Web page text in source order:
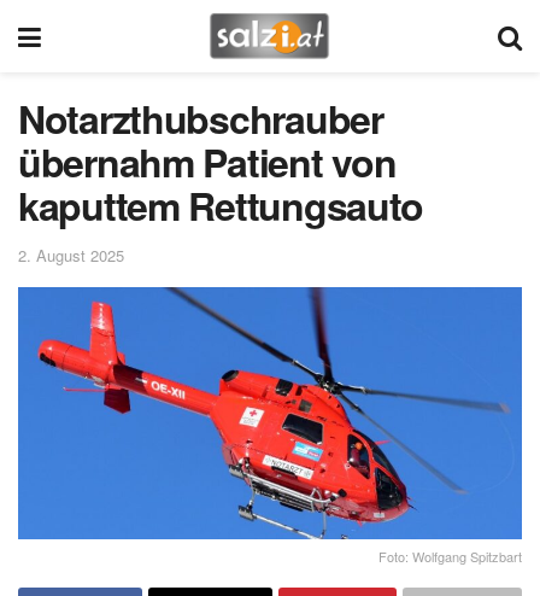
Notarzthubschrauber
übernahm Patient von
kaputtem Rettungsauto
2. August 2025
Foto: Wolfgang Spitzbart